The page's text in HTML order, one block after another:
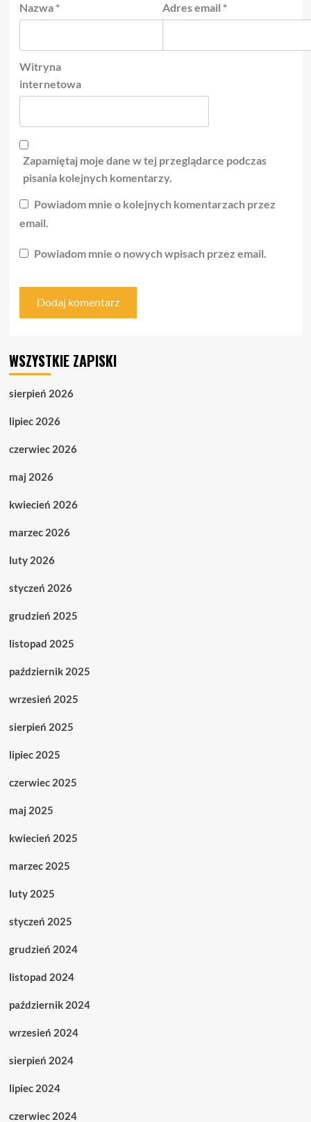
Nazwa * Adres email *
Witryna
internetowa
Zapamiętaj moje dane w tej przeglądarce podczas
pisania kolejnych komentarzy.
Powiadom mnie o kolejnych komentarzach przez
email.
Powiadom mnie o nowych wpisach przez email.
WSZYSTKIE ZAPISKI
sierpień 2026
lipiec 2026
czerwiec 2026
maj 2026
kwiecień 2026
marzec 2026
luty 2026
styczeń 2026
grudzień 2025
listopad 2025
październik 2025
wrzesień 2025
sierpień 2025
lipiec 2025
czerwiec 2025
maj 2025
kwiecień 2025
marzec 2025
luty 2025
styczeń 2025
grudzień 2024
listopad 2024
październik 2024
wrzesień 2024
sierpień 2024
lipiec 2024
czerwiec 2024